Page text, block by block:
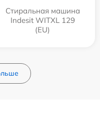
Стиральная машина
Indesit WITXL 129
(EU)